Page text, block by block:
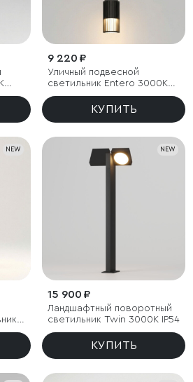
9 220 ₽
Уличный подвесной
светильник Entero 3000K
IP54
КУПИТЬ
NEW NEW
15 900 ₽
Ландшафтный поворотный
светильник Twin 3000K IP54
КУПИТЬ